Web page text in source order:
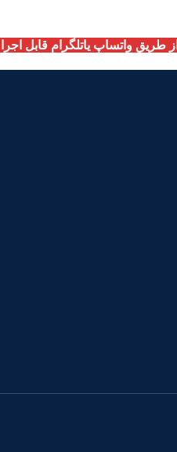
واتساپ یاتلگرام قابل اجرا